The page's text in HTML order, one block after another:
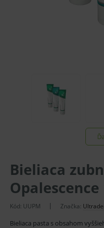
Bieliaca
Opalescence
Kód: UUPM Značka:
Bieliaca pasta s obsahom